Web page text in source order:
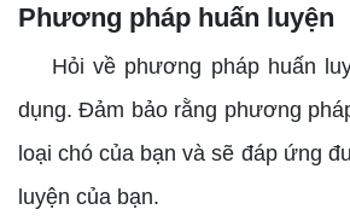
Phương pháp huấn luyện
Hỏi về phương pháp huấn
dụng. Đảm bảo rằng phương
loại chó của bạn và sẽ đáp ứng
luyện của bạn.